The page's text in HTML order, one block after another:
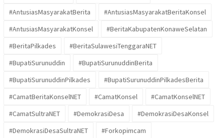
#AntusiasMasyarakatBerita
#AntusiasMasyarakatBeritaKonsel
#AntusiasMasyarakatKonsel
#BeritaKabupatenKonaweSelatan
#BeritaPilkades
#BeritaSulawesiTenggaraNET
#BupatiSurunuddin
#BupatiSurunuddinBerita
#BupatiSurunuddinPilkades
#BupatiSurunuddinPilkadesBerita
#CamatBeritaKonselNET
#CamatKonsel
#CamatKonselNET
#CamatSultraNET
#DemokrasiDesa
#DemokrasiDesaKonsel
#DemokrasiDesaSultraNET
#Forkopimcam